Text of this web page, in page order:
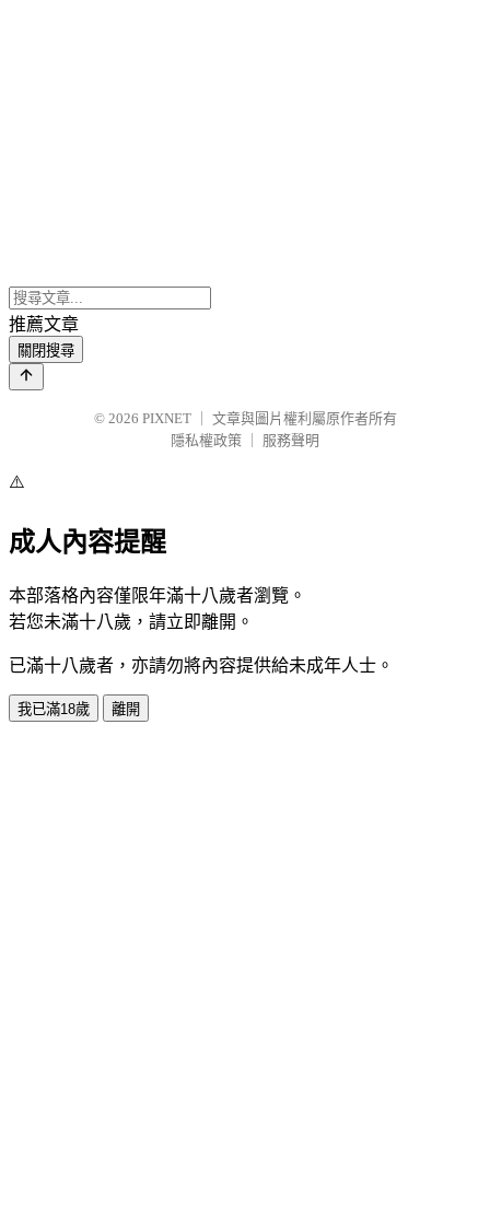
推薦文章
關閉搜尋
© 2026 PIXNET
文章與圖片權利屬原作者所有
隱私權政策
服務聲明
⚠️
成人內容提醒
本部落格內容僅限年滿十八歲者瀏覽。
若您未滿十八歲，請立即離開。
已滿十八歲者，亦請勿將內容提供給未成年人士。
我已滿18歲 離開